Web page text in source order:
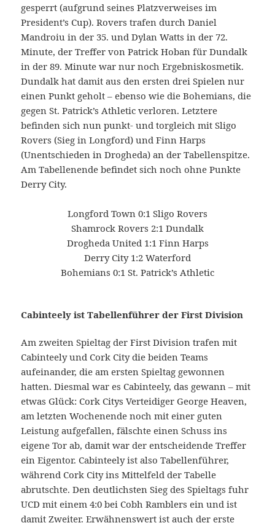
gesperrt (aufgrund seines Platzverweises im
President’s Cup). Rovers trafen durch Daniel
Mandroiu in der 35. und Dylan Watts in der 72.
Minute, der Treffer von Patrick Hoban für Dundalk
in der 89. Minute war nur noch Ergebniskosmetik.
Dundalk hat damit aus den ersten drei Spielen nur
einen Punkt geholt – ebenso wie die Bohemians, die
gegen St. Patrick’s Athletic verloren. Letztere
befinden sich nun punkt- und torgleich mit Sligo
Rovers (Sieg in Longford) und Finn Harps
(Unentschieden in Drogheda) an der Tabellenspitze.
Am Tabellenende befindet sich noch ohne Punkte
Derry City.
Longford Town 0:1 Sligo Rovers
Shamrock Rovers 2:1 Dundalk
Drogheda United 1:1 Finn Harps
Derry City 1:2 Waterford
Bohemians 0:1 St. Patrick’s Athletic
Cabinteely ist Tabellenführer der First Division
Am zweiten Spieltag der First Division trafen mit
Cabinteely und Cork City die beiden Teams
aufeinander, die am ersten Spieltag gewonnen
hatten. Diesmal war es Cabinteely, das gewann – mit
etwas Glück: Cork Citys Verteidiger George Heaven,
am letzten Wochenende noch mit einer guten
Leistung aufgefallen, fälschte einen Schuss ins
eigene Tor ab, damit war der entscheidende Treffer
ein Eigentor. Cabinteely ist also Tabellenführer,
während Cork City ins Mittelfeld der Tabelle
abrutschte. Den deutlichsten Sieg des Spieltags fuhr
UCD mit einem 4:0 bei Cobh Ramblers ein und ist
damit Zweiter. Erwähnenswert ist auch der erste